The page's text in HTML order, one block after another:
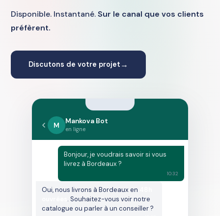
Disponible. Instantané.Sur le canal que vos clients
préfèrent.
Discutons de votre projet →
M
Mankova Bot
en ligne
Bonjour, je voudrais savoir si vous
livrez à Bordeaux ?
10:32
Oui, nous livrons à Bordeaux en
ouvrées
. Souhaitez-vous voir notre
catalogue ou parler à un conseiller ?
10:32
Voir le catalogue